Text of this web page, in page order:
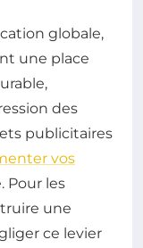
globale,
une place
des
publicitaires
vos
Pour les
une
ce levier